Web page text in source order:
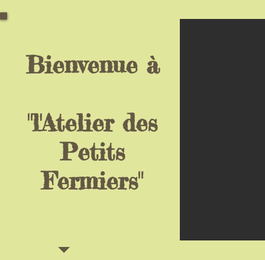
Bienvenue à
"l'Atelier des
Petits
Fermiers"